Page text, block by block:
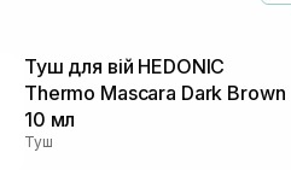
Туш для вій HEDONIC
Thermo Mascara Dark Brown
10 мл
Туш